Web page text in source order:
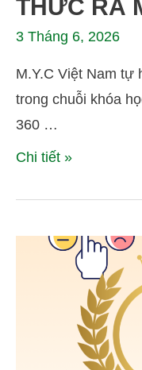
THỨC RA
“LÀM CHỦ
TRONG
TẢNG
TRONG
3 Tháng 6, 2026
M.Y.C Việt Nam tự
trong chuỗi khóa
360 …
Chi tiết »